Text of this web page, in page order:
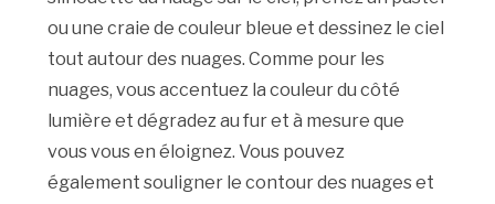
ou une craie de couleur bleue et dessinez le ciel
tout autour des nuages. Comme pour les
nuages, vous accentuez la couleur du côté
lumière et dégradez au fur et à mesure que
vous vous en éloignez. Vous pouvez
également souligner le contour des nuages et